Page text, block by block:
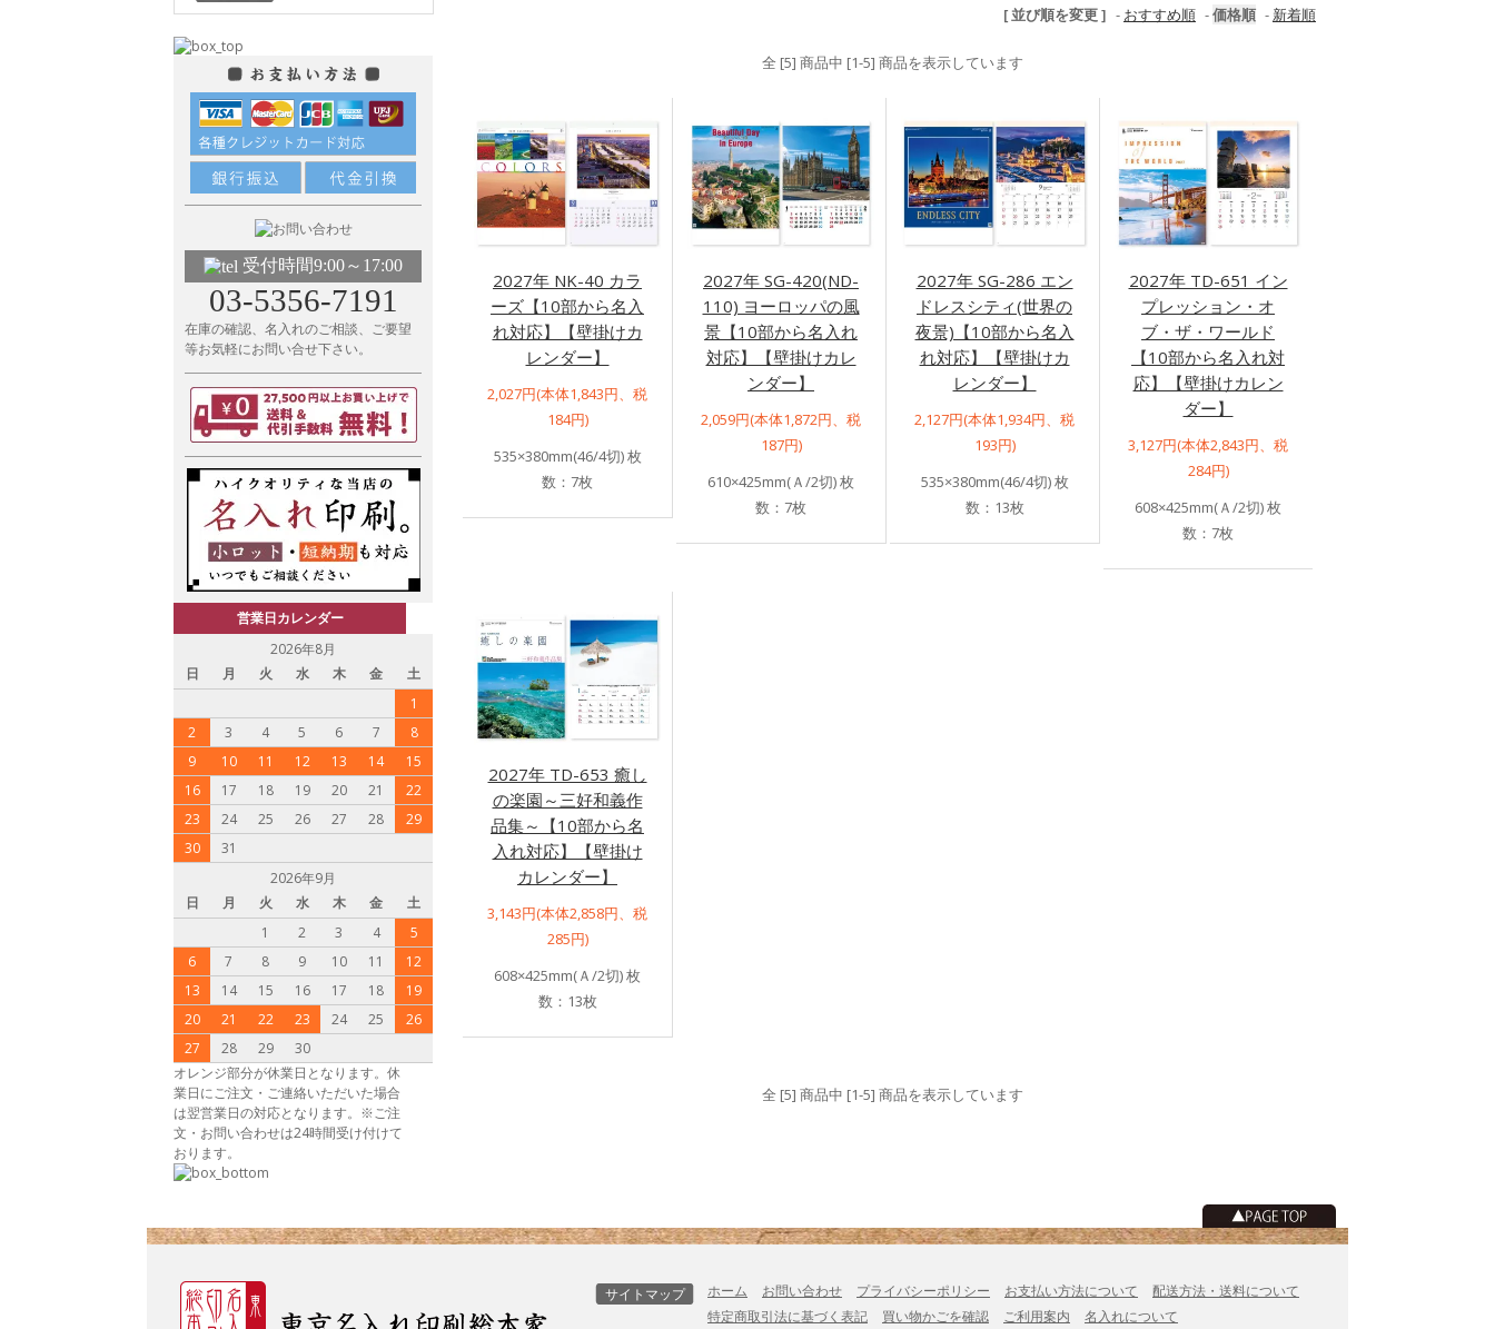
[ 並び順を変更 ] - おすすめ順 -価格順 - 新着順
全 [5] 商品中 [1-5] 商品を表示しています
2027年 NK-40 カラ
ーズ【10部から名入
れ対応】【壁掛けカ
レンダー】
2,027円(本体1,843円、税
184円)
535×380mm(46/4切) 枚
数：7枚
2027年 SG-420(ND-
110) ヨーロッパの風
景【10部から名入れ
対応】【壁掛けカレ
ンダー】
2,059円(本体1,872円、税
187円)
610×425mm(Ａ/2切) 枚
数：7枚
2027年 SG-286 エン
ドレスシティ(世界の
夜景)【10部から名入
れ対応】【壁掛けカ
レンダー】
2,127円(本体1,934円、税
193円)
535×380mm(46/4切) 枚
数：13枚
2027年 TD-651 イン
プレッション・オ
ブ・ザ・ワールド
【10部から名入れ対
応】【壁掛けカレン
ダー】
3,127円(本体2,843円、税
284円)
608×425mm(Ａ/2切) 枚
数：7枚
2027年 TD-653 癒し
の楽園～三好和義作
品集～【10部から名
入れ対応】【壁掛け
カレンダー】
3,143円(本体2,858円、税
285円)
608×425mm(Ａ/2切) 枚
数：13枚
全 [5] 商品中 [1-5] 商品を表示しています
受付時間9:00～17:00
03-5356-7191
在庫の確認、名入れのご相談、ご要望
等お気軽にお問い合せ下さい。
営業日カレンダー
2026年8月
日
月 火 水 木 金
土
1
2
3 4 5 6 7
8
9
10 11 12 13 14
15
16
17 18 19 20 21
22
23
24 25 26 27 28
29
30
31
2026年9月
日
月 火 水 木 金
土
1
2 3 4
5
6
7 8 9 10 11
12
13
14 15 16 17 18
19
20
21 22 23 24 25
26
27
28 29
30
オレンジ部分が休業日となります。休
業日にご注文・ご連絡いただいた場合
は翌営業日の対応となります。※ご注
文・お問い合わせは24時間受け付けて
おります。
サイトマップ ホーム お問い合わせ プライバシーポリシー お支払い方法について
配送方法・送料について
特定商取引法に基づく表記
買い物かごを確認 ご利用案内 名入れについて